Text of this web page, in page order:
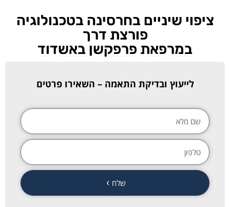
ציפוי שיניים בחרסינה בטכנולוגיה
פורצת דרך
במרפאת פרפקשן באשדוד
לייעוץ ובדיקת התאמה – השאירו פרטים
שלח